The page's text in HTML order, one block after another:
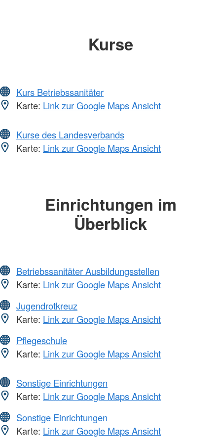
Kurse
Kurs Betriebssanitäter
Karte: Link zur Google Maps Ansicht
Kurse des Landesverbands
Karte: Link zur Google Maps Ansicht
Einrichtungen im
Überblick
Betriebssanitäter Ausbildungsstellen
Karte: Link zur Google Maps Ansicht
Jugendrotkreuz
Karte: Link zur Google Maps Ansicht
Pflegeschule
Karte: Link zur Google Maps Ansicht
Sonstige Einrichtungen
Karte: Link zur Google Maps Ansicht
Sonstige Einrichtungen
Karte: Link zur Google Maps Ansicht